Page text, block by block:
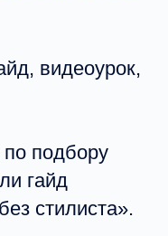
видеоурок,
подбору
гайд
стилиста».